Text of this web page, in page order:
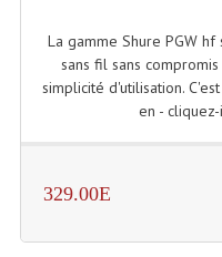
La gamme Shure PGW
sans fil sans
simplicité d'utilisation.
en -
329.00E